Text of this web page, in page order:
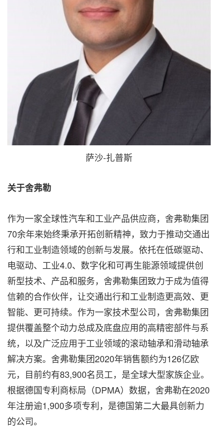
萨沙-扎普斯
关于舍弗勒
作为一家全球性汽车和工业产品供应商，舍弗勒集团
70余年来始终秉承开拓创新精神，致力于推动交通出
行和工业制造领域的创新与发展。依托在低碳驱动、
电驱动、工业4.0、数字化和可再生能源领域提供创
新型技术、产品和服务，舍弗勒集团致力于成为值得
信赖的合作伙伴，让交通出行和工业制造更高效、更
智能、更可持续。作为一家技术型公司，舍弗勒集团
提供覆盖整个动力总成及底盘应用的高精密部件与系
统，以及广泛应用于工业领域的滚动轴承和滑动轴承
解决方案。舍弗勒集团2020年销售额约为126亿欧
元，目前约有83,900名员工，是全球大型家族企业。
根据德国专利商标局（DPMA）数据，舍弗勒在2020
年注册逾1,900多项专利，是德国第二大最具创新力
的公司。